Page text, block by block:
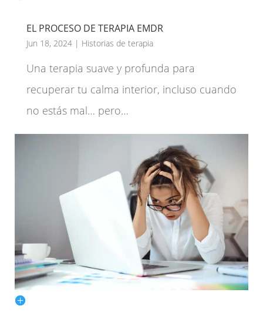
EL PROCESO DE TERAPIA EMDR
Jun 18, 2024| Historias de terapia
Una terapia suave y profunda para
recuperar tu calma interior, incluso cuando
no estás mal… pero…